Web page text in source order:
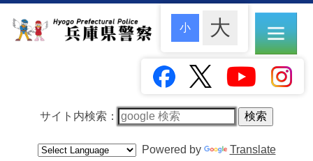
サイト内検索：
Powered by Translate